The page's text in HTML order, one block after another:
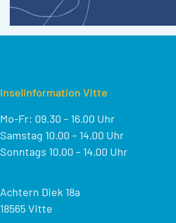
Inselinformation Vitte
Mo-Fr: 09.30 – 16.00 Uhr
Samstag 10.00 – 14.00 Uhr
Sonntags 10.00 – 14.00 Uhr
Achtern Diek 18a
18565 Vitte